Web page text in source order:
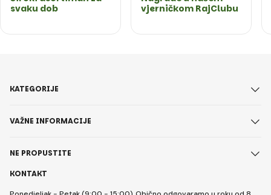
svaku dob
vjerničkom RajClubu
KONTAKT
KATEGORIJE
VAŽNE INFORMACIJE
NE PROPUSTITE